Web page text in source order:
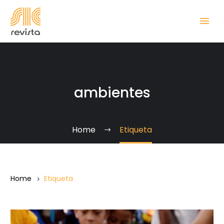
ambientes
Home Etiqueta
Home Etiqueta
Vivir